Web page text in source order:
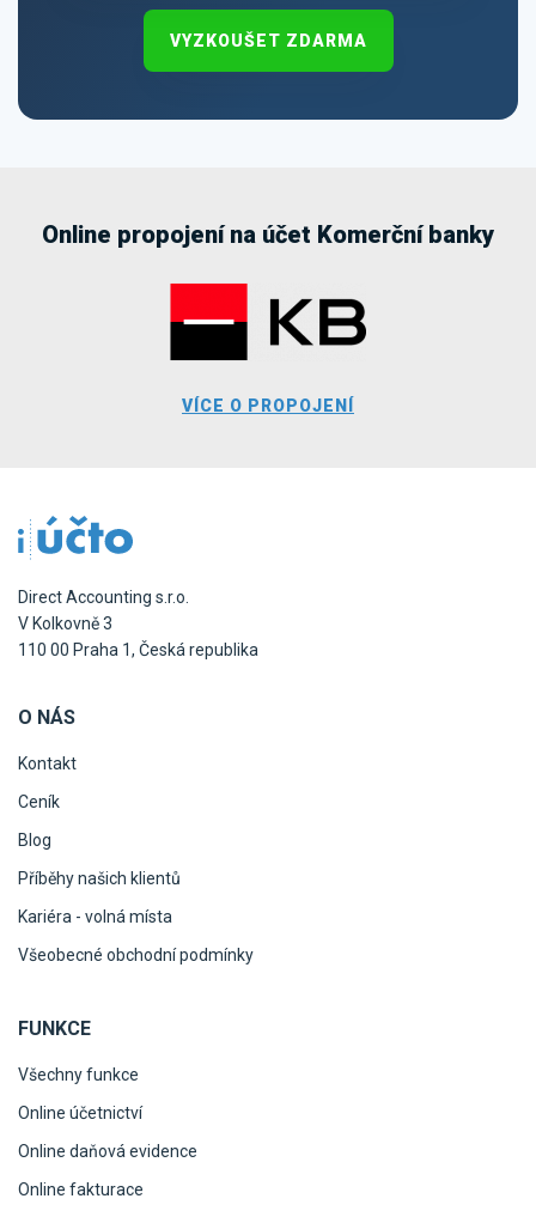
VYZKOUŠET ZDARMA
Online propojení na účet Komerční banky
VÍCE O PROPOJENÍ
Direct Accounting s.r.o.
V Kolkovně 3
110 00 Praha 1, Česká republika
O NÁS
Kontakt
Ceník
Blog
Příběhy našich klientů
Kariéra - volná místa
Všeobecné obchodní podmínky
FUNKCE
Všechny funkce
Online účetnictví
Online daňová evidence
Online fakturace